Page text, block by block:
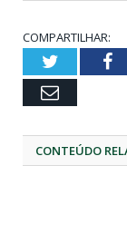
COMPARTILHAR:
Twitter
Email
CONTEÚDO